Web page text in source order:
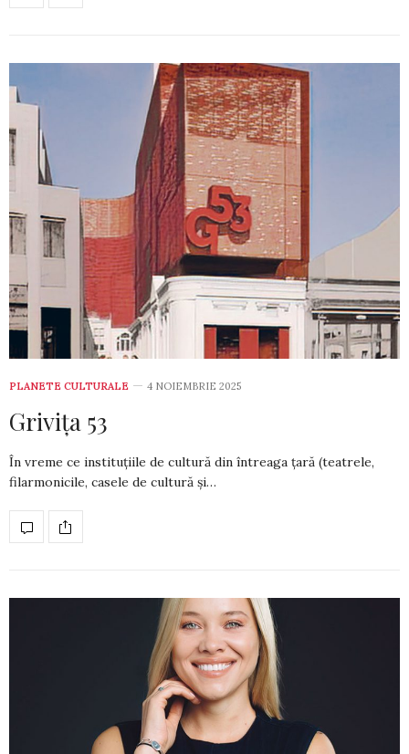
PLANETE CULTURALE 4 NOIEMBRIE 2025
Grivița 53
În vreme ce instituțiile de cultură din întreaga țară (teatrele,
filarmonicile, casele de cultură și…